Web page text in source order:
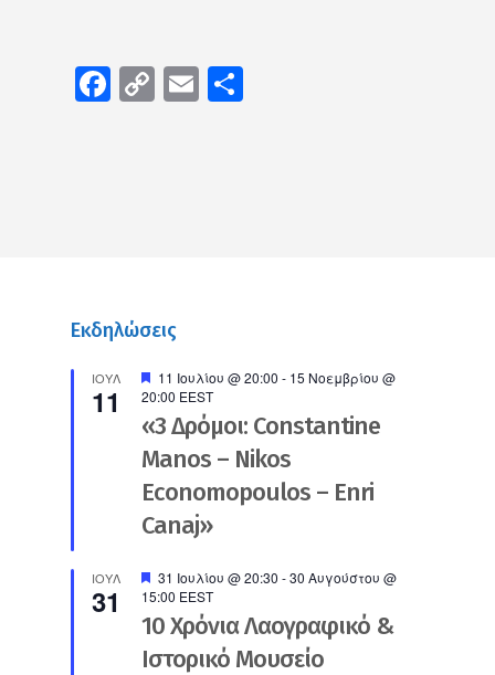
Facebook
CopyEmail
Εκδηλώσεις
ΙΟΎΛ
11
Προτεινόμενο
11 Ιουλίου @ 20:00 - 15 Νοεμβρίου @
20:00 EEST
«3 Δρόμοι: Constantine
Manos – Nikos
Economopoulos – Enri
Canaj»
ΙΟΎΛ
31
Προτεινόμενο
31 Ιουλίου @ 20:30 -30 Αυγούστου @
15:00 EEST
10 Χρόνια Λαογραφικό &
Ιστορικό Μουσείο